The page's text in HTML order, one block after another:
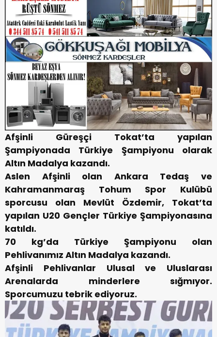
Afşinli Güreşçi Tokat’ta yapılan
Şampiyonada Türkiye Şampiyonu olarak
Altın Madalya kazandı.
Aslen Afşinli olan Ankara Tedaş ve
Kahramanmaraş Tohum Spor Kulübü
sporcusu olan Mevlüt Özdemir, Tokat’ta
yapılan U20 Gençler Türkiye Şampiyonasına
katıldı.
70 kg’da Türkiye Şampiyonu olan
Pehlivanımız Altın Madalya kazandı.
Afşinli Pehlivanlar Ulusal ve Uluslarası
Arenalarda minderlere sığmıyor.
Sporcumuzu tebrik ediyoruz.